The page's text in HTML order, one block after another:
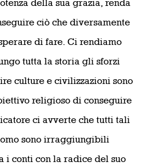
della sua grazia, renda
ciò che diversamente
di fare. Ci rendiamo
tutta la storia gli sforzi
culture e civilizzazioni sono
religioso di conseguire
ci avverte che tutti tali
sono irraggiungibili
i conti con la radice del suo